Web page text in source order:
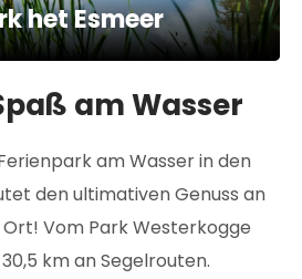
het Esmeer
am Wasser
am Wasser in den
den ultimativen Genuss an
Vom Park Westerkogge
km an Segelrouten.